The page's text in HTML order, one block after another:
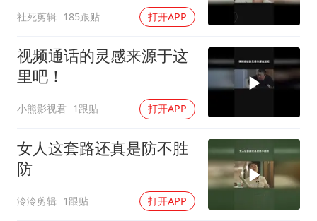
奋进开新局 实干挑大梁
社死剪辑 185跟贴 打开APP
视频通话的灵感来源于这
里吧！
小熊影视君 1跟贴 打开APP
女人这套路还真是防不胜
防
泠泠剪辑 1跟贴 打开APP